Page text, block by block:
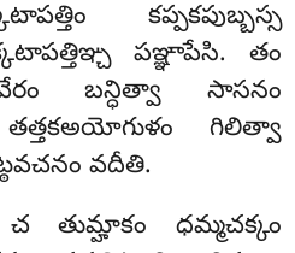
కప్పకపుబ్బస్స
పఞ్ఞాపేసి. తం
బన్ధిత్వా సాసనం
గిలిత్వా
వదీతి.
తుమ్హాకం ధమ్మచక్కం